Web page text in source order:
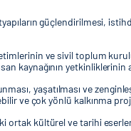
güçlendirilmesi,
ve sivil toplum
kaynağının yetkinliklerinin
yaşatılması ve
ve çok yönlü kalkınma
ortak kültürel ve tarihi